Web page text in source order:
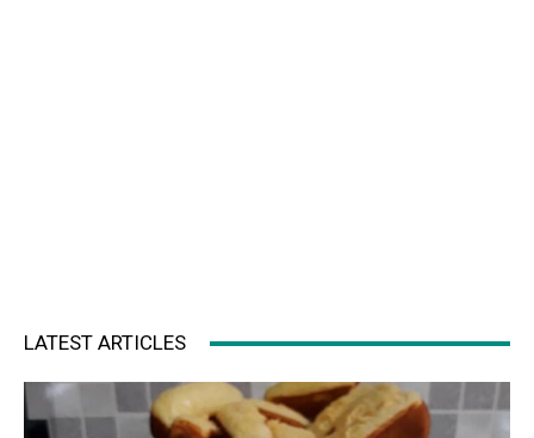
LATEST ARTICLES